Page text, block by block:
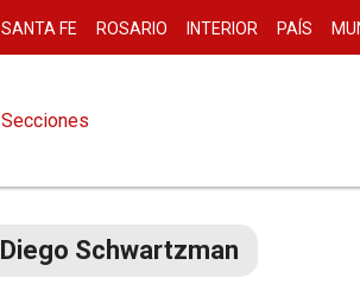
SANTA FE ROSARIO INTERIOR PAÍS
Secciones
Diego Schwartzman